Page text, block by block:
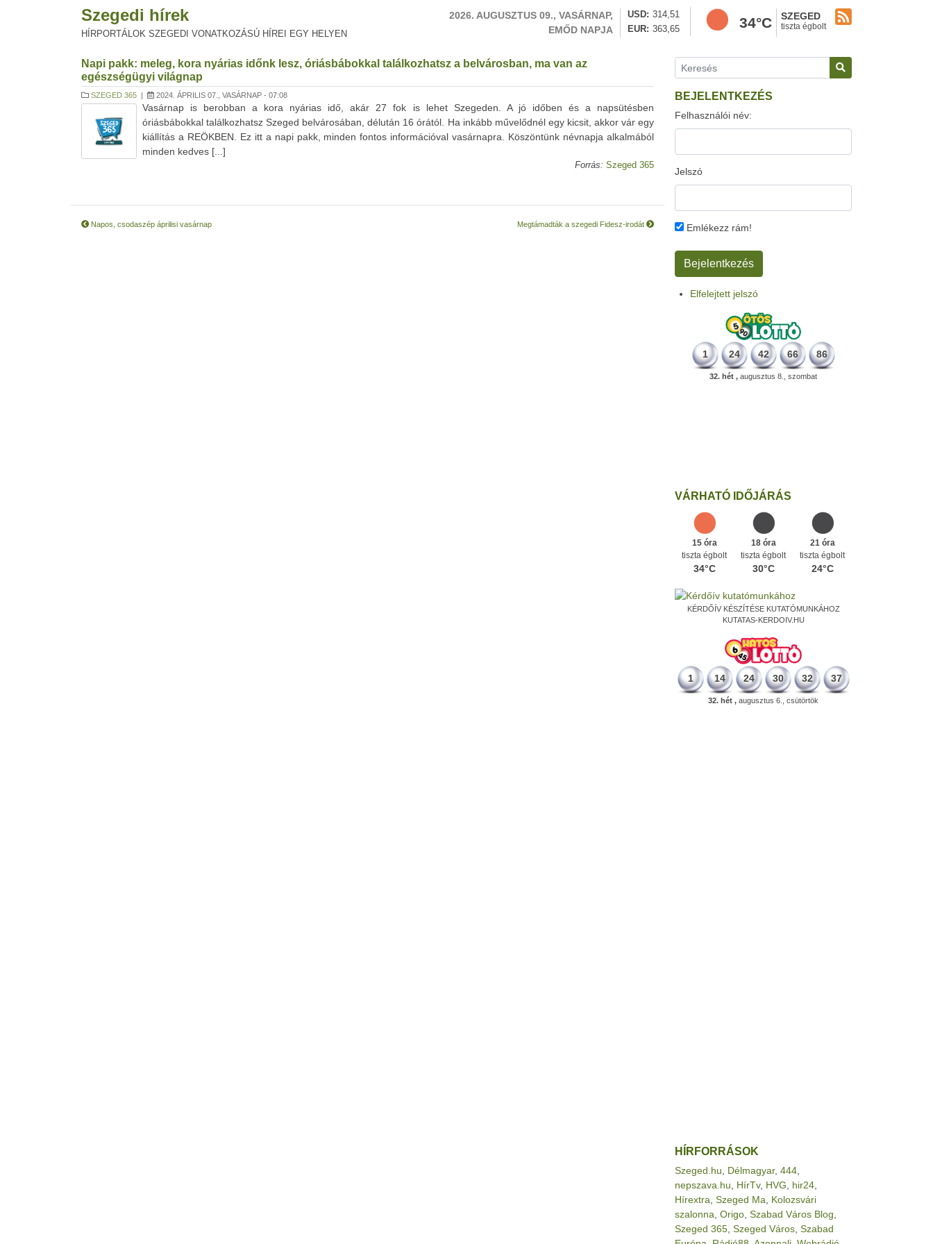
Szegedi hírek
HÍRPORTÁLOK SZEGEDI VONATKOZÁSÚ HÍREI EGY HELYEN
2026. AUGUSZTUS 09., VASÁRNAP,
EMŐD NAPJA
USD
314,51
EUR
363,65 34°C SZEGED
tiszta égbolt
Napi pakk: meleg, kora nyárias időnk lesz, óriásbábokkal találkozhatsz a belvárosban, ma van az
egészségügyi világnap
SZEGED 365 | 2024. ÁPRILIS 07., VASÁRNAP - 07:08
Vasárnap is berobban a kora nyárias idő, akár 27 fok is lehet Szegeden. A jó időben és a napsütésben
óriásbábokkal találkozhatsz Szeged belvárosában, délután 16 órától. Ha inkább művelődnél egy kicsit, akkor vár egy
kiállítás a REÖKBEN. Ez itt a napi pakk, minden fontos információval vasárnapra. Köszöntünk névnapja alkalmából
minden kedves [...]
Forrás: Szeged 365
Napos, csodaszép áprilisi vasárnap Megtámadták a szegedi Fidesz-irodát
BEJELENTKEZÉS
Felhasználói név:
Jelszó
Emlékezz rám!
Elfelejtett jelszó
1 24 42 66 86
32. hét , augusztus 8., szombat
VÁRHATÓ IDŐJÁRÁS
15 óra
tiszta égbolt
34°C
18 óra
tiszta égbolt
30°C
21 óra
tiszta égbolt
24°C
KÉRDŐÍV KÉSZÍTÉSE KUTATÓMUNKÁHOZ
KUTATAS-KERDOIV.HU
1 14 24 30 32 37
32. hét , augusztus 6., csütörtök
HÍRFORRÁSOK
Szeged.hu Délmagyar, 444
nepszava.hu
HírTv, HVG hir24
Hírextra Szeged Ma
Kolozsvári
szalonna Origo Szabad Város Blog
Szeged 365 Szeged Város Szabad